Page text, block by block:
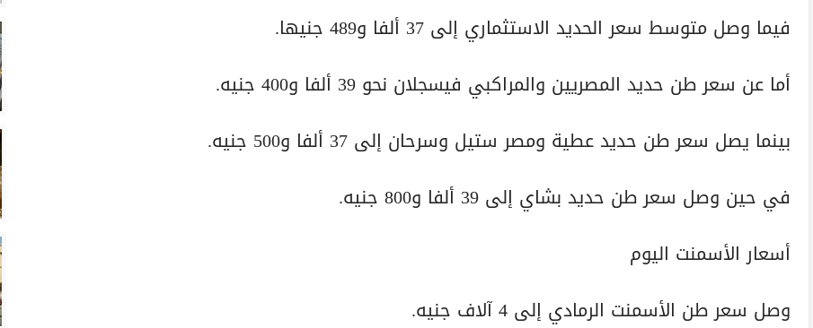
فيما وصل متوسط سعر الحديد الاستثماري إلى 37 ألفا و489 جنيها.
أما عن سعر طن حديد المصريين والمراكبي فيسجلان نحو 39 ألفا و400 جنيه.
بينما يصل سعر طن حديد عطية ومصر ستيل وسرحان إلى 37 ألفا و500 جنيه.
في حين وصل سعر طن حديد بشاي إلى 39 ألفا و800 جنيه.
أسعار الأسمنت اليوم
وصل سعر طن الأسمنت الرمادي إلى 4 آلاف جنيه.